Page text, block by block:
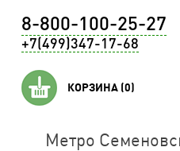
8-800-100-25-27
+7(499)347-17-68
КОРЗИНА (0)
Метро